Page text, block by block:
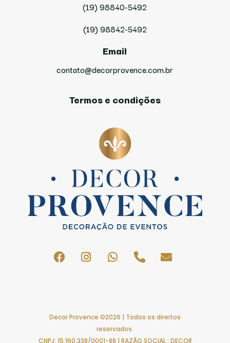
(19) 98840-5492
(19) 98842-5492
Email
contato@decorprovence.com.br
Termos e condições
Decor Provence ©2026 | Todos os direitos
reservados.
CNPJ: 15.160.338/0001-88 | RAZÃO SOCIAL : DECOR